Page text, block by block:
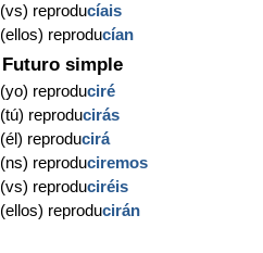
(vs) reproducíais
(ellos) reproducían
Futuro simple
(yo) reproduciré
(tú) reproducirás
(él) reproducirá
(ns) reproduciremos
(vs) reproduciréis
(ellos) reproducirán